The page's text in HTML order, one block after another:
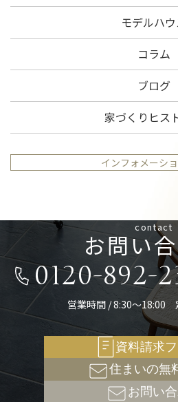
モデルハ
コラム
ブログ
家づくりヒス
インフォメーシ
contact
お問い
0120-892-
営業時間 / 8:30～18:00
資料請求
住まいの無
お問い